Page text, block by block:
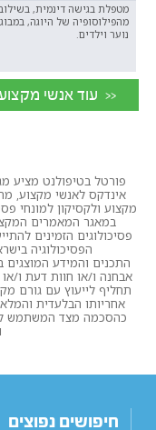
מטפלת בגישה דינמית,
מהפילוסופיה של היוגה,
נוער וילדים.
<< עוד אנשי
פורטל בטיפולנט מציע
אינדקס לאנשי מקצוע,
מקצוע ולקסיקון למונחי
במאגר המאמרים
פסיכולוגים הזמינים
הפסיכולוגיה
התכנים והמידע
אבחנה ו/או חוות דעת ו/
תחליף לייעוץ עם גורם
אחריותו הבלעדית
כהסכמה מצד המשתמש
חיפושים נפוצים